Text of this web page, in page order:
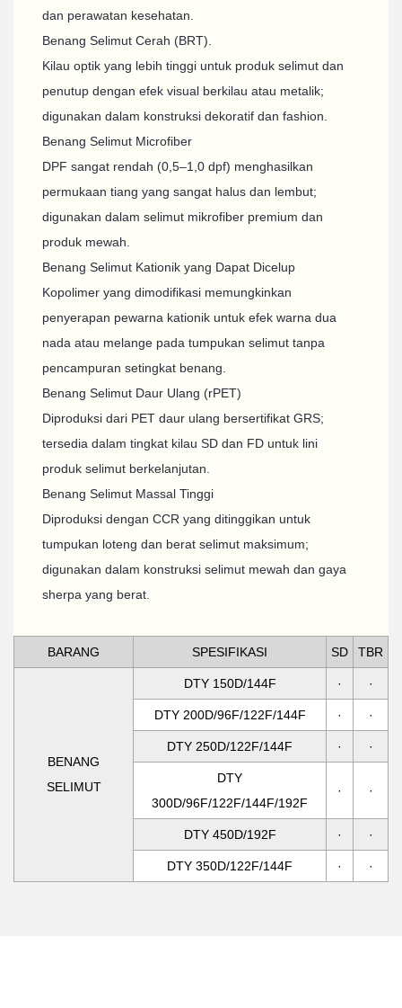
dan perawatan kesehatan.
Benang Selimut Cerah (BRT).
Kilau optik yang lebih tinggi untuk produk selimut dan
penutup dengan efek visual berkilau atau metalik;
digunakan dalam konstruksi dekoratif dan fashion.
Benang Selimut Microfiber
DPF sangat rendah (0,5–1,0 dpf) menghasilkan
permukaan tiang yang sangat halus dan lembut;
digunakan dalam selimut mikrofiber premium dan
produk mewah.
Benang Selimut Kationik yang Dapat Dicelup
Kopolimer yang dimodifikasi memungkinkan
penyerapan pewarna kationik untuk efek warna dua
nada atau melange pada tumpukan selimut tanpa
pencampuran setingkat benang.
Benang Selimut Daur Ulang (rPET)
Diproduksi dari PET daur ulang bersertifikat GRS;
tersedia dalam tingkat kilau SD dan FD untuk lini
produk selimut berkelanjutan.
Benang Selimut Massal Tinggi
Diproduksi dengan CCR yang ditinggikan untuk
tumpukan loteng dan berat selimut maksimum;
digunakan dalam konstruksi selimut mewah dan gaya
sherpa yang berat.
BARANG SPESIFIKASI SD TBR
BENANG
SELIMUT
DTY 150D/144F · ·
DTY 200D/96F/122F/144F · ·
DTY 250D/122F/144F · ·
DTY
300D/96F/122F/144F/192F
· ·
DTY 450D/192F · ·
DTY 350D/122F/144F · ·